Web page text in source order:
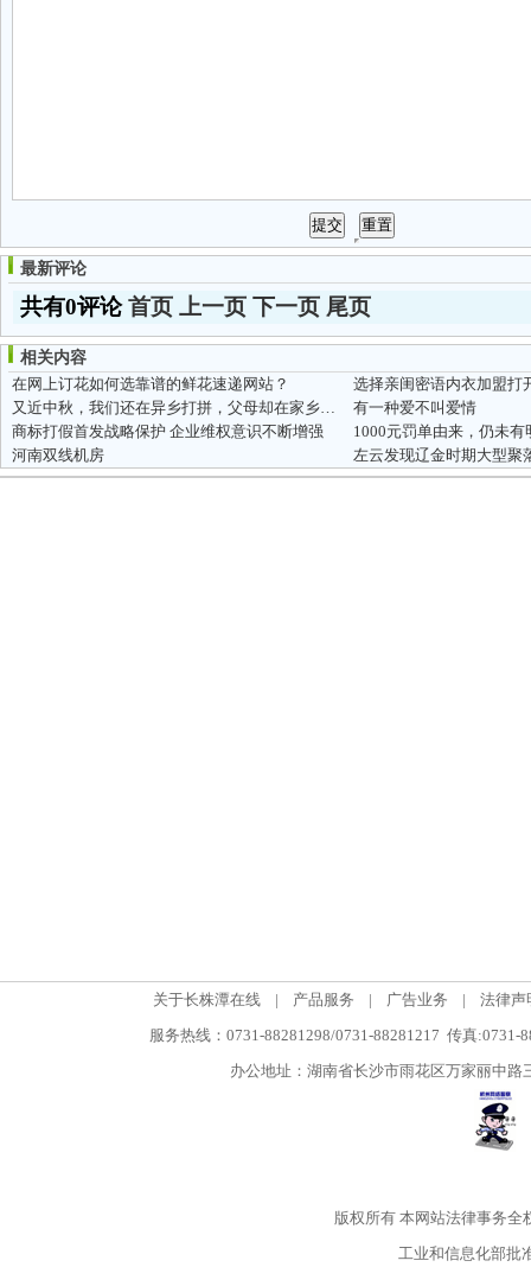
最新评论
共有0评论首页 上一页 下一页 尾页
相关内容
在网上订花如何选靠谱的鲜花速递网站？
选择亲闺密语内衣加盟打
又近中秋，我们还在异乡打拼，父母却在家乡老去
有一种爱不叫爱情
商标打假首发战略保护 企业维权意识不断增强
1000元罚单由来，仍未有
河南双线机房
左云发现辽金时期大型聚
关于长株潭在线 | 产品服务 | 广告业务 |
法律声
服务热线：0731-88281298/0731-88281217 传真:0731-
办公地址：湖南省长沙市雨花区万家丽中
版权所有本网站法律事务全
工业和信息化部批